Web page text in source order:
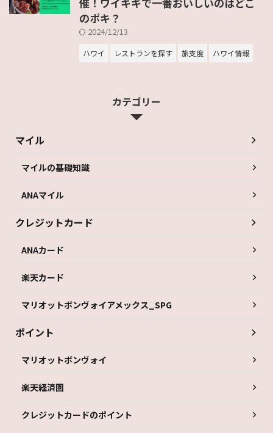
のポキ？
2024/12/13
ハワイ レストランを探す 旅支度 ハワイ情報
カテゴリー
マイル
マイルの基礎知識
ANAマイル
クレジットカード
ANAカード
楽天カード
マリオットボンヴォイアメックス_SPG
ポイント
マリオットボンヴォイ
楽天経済圏
クレジットカードのポイント